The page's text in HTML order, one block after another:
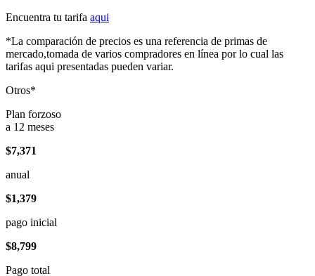
Encuentra tu tarifa aqui
*La comparación de precios es una referencia de primas de
mercado,tomada de varios compradores en línea por lo cual las
tarifas aqui presentadas pueden variar.
Otros*
Plan forzoso
a 12 meses
$7,371
anual
$1,379
pago inicial
$8,799
Pago total